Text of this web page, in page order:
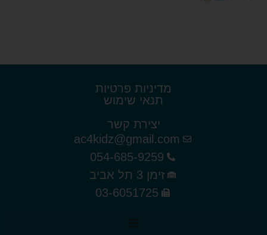
מדיניות פרטיות
תנאי שימוש
יצירת קשר
ac4kidz@gmail.com
054-685-9259
03-6051725